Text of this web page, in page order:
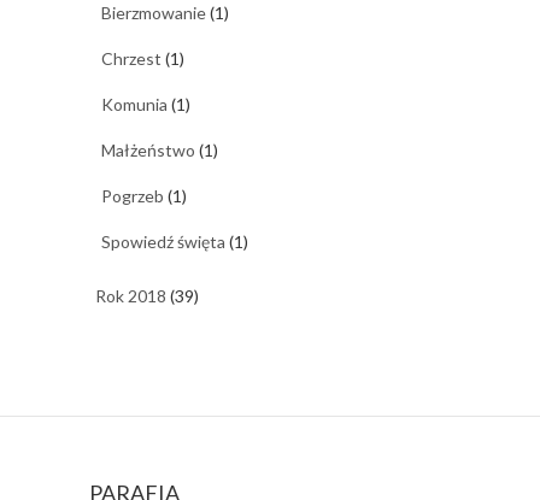
Bierzmowanie(1)
Chrzest (1)
Komunia (1)
Małżeństwo (1)
Pogrzeb (1)
Spowiedź święta (1)
Rok 2018 (39)
PARAFIA